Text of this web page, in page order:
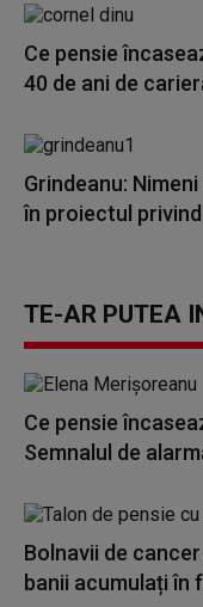
Ce pensie
40 de ani de
Grindeanu:
în proiectul
TE-AR PUTEA
Ce pensie
Semnalul de
Bolnavii de
banii acumulați în